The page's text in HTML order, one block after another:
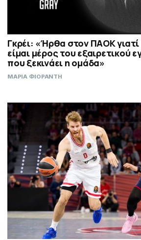
Γκρέι: «Ήρθα στον ΠΑΟΚ
είμαι μέρος του εξαιρετικού
που ξεκινάει η ομάδα»
ΜΑΡΙΑ ΦΙΟΡΑΝΤΗ